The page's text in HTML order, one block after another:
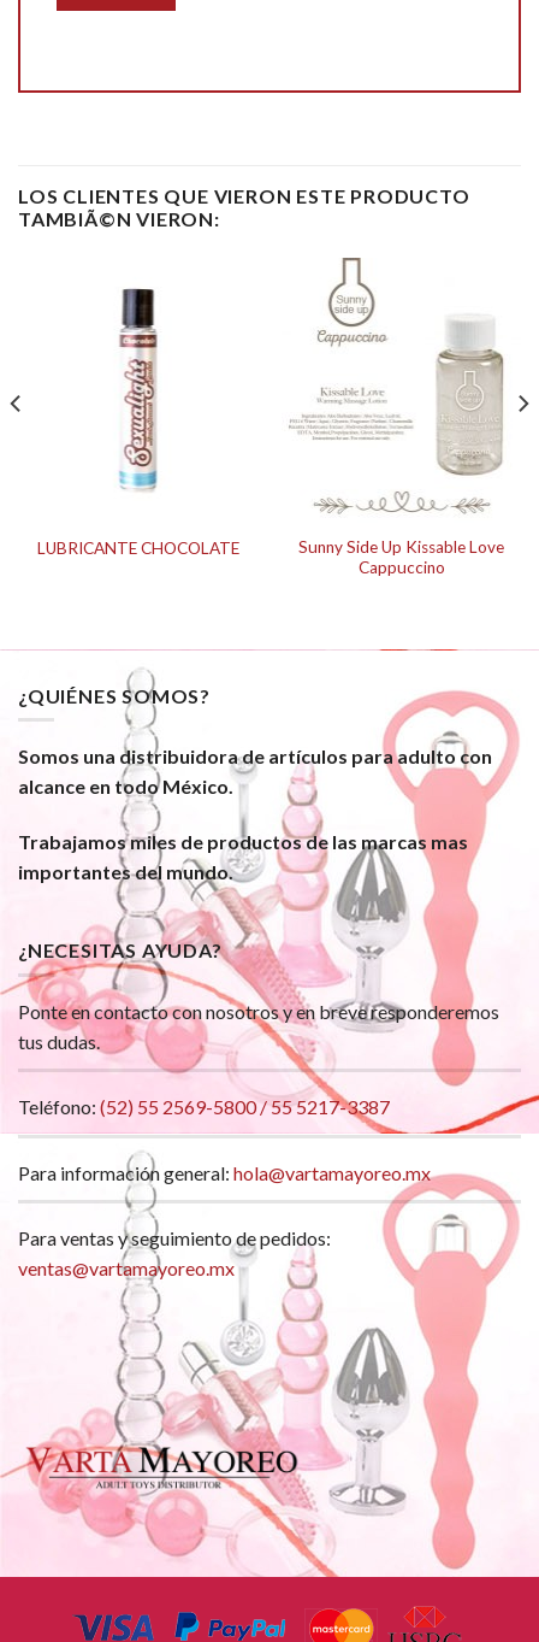
LOS CLIENTES QUE VIERON ESTE PRODUCTO
TAMBIÃ©N VIERON:
LUBRICANTE CHOCOLATE
Sunny Side Up Kissable Love
Cappuccino
¿QUIÉNES SOMOS?
Somos una distribuidora de artículos para adulto con
alcance en todo México.
Trabajamos miles de productos de las marcas mas
importantes del mundo.
¿NECESITAS AYUDA?
Ponte en contacto con nosotros y en breve responderemos
tus dudas.
Teléfono: (52) 55 2569-5800 / 55 5217-3387
Para información general: hola@vartamayoreo.mx
Para ventas y seguimiento de pedidos:
ventas@vartamayoreo.mx